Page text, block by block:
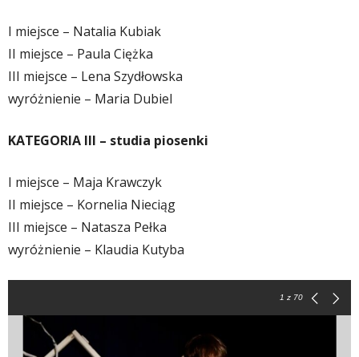
I miejsce – Natalia Kubiak
II miejsce – Paula Ciężka
III miejsce – Lena Szydłowska
wyróżnienie – Maria Dubiel
KATEGORIA III – studia piosenki
I miejsce – Maja Krawczyk
II miejsce – Kornelia Nieciąg
III miejsce – Natasza Pełka
wyróżnienie – Klaudia Kutyba
1 z 70